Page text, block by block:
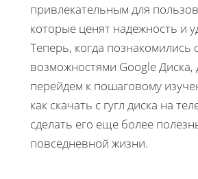
привлекательным для
которые ценят надежность и
Теперь, когда познакомились
возможностями Google Диска,
перейдем к пошаговому
как скачать с гугл диска на
сделать его еще более
повседневной жизни.